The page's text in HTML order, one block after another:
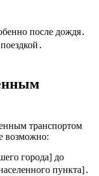
после дождя․
транспортом
возможно:
города] до
пункта]․